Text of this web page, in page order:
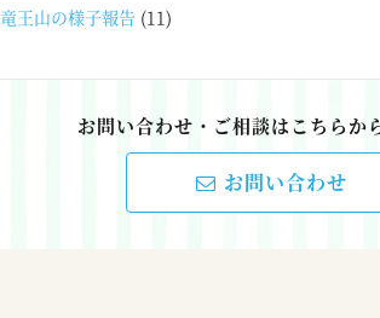
竜王山の様子報告 (11)
お問い合わせ・ご相談はこちらか
お問い合わせ